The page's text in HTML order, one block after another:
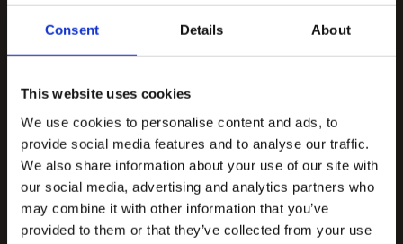
Consent Details About
This website uses cookies
We use cookies to personalise content and ads, to
provide social media features and to analyse our traffic.
We also share information about your use of our site with
our social media, advertising and analytics partners who
may combine it with other information that you’ve
provided to them or that they’ve collected from your use
POPULÆRE KATEGORIER
Organiske tæpper Tæpper til stuen
Tæppe til soveværelse